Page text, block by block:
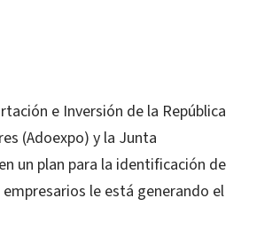
e Inversión de la República
(Adoexpo) y la Junta
un plan para la identificación de
le está generando el